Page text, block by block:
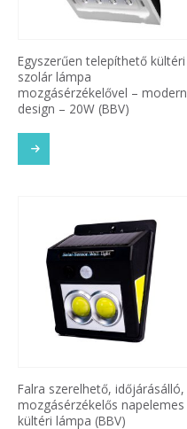
Egyszerűen telepíthető kültéri
szolár lámpa
mozgásérzékelővel – modern
design – 20W (BBV)
Falra szerelhető, időjárásálló,
mozgásérzékelős napelemes
kültéri lámpa (BBV)